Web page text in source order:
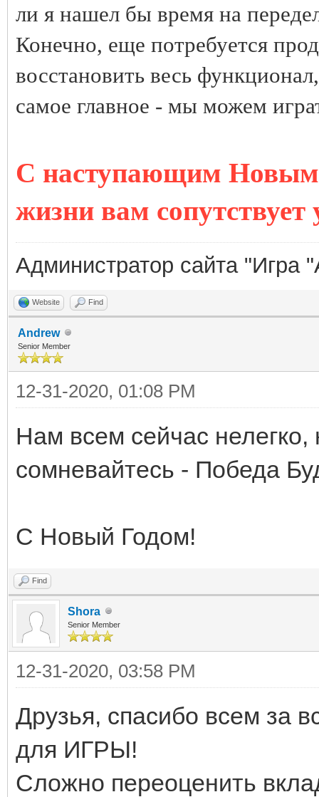
ли я нашел бы время на
Конечно, еще потребуется
восстановить весь
самое главное - мы можем
С наступающим Новым
жизни вам сопутствует
Администратор сайта "Игра
Website Find
Andrew
Senior Member
12-31-2020, 01:08 PM
Нам всем сейчас нелегко,
сомневайтесь - Победа
С Новый Годом!
Find
Shora
Senior Member
12-31-2020, 03:58 PM
Друзья, спасибо всем за
для ИГРЫ!
Сложно переоценить